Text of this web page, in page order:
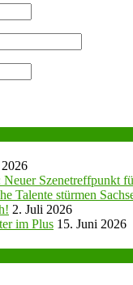
Szenetreffpunkt
Talente stürmen
2. Juli 2026
im Plus 15. Juni 2026